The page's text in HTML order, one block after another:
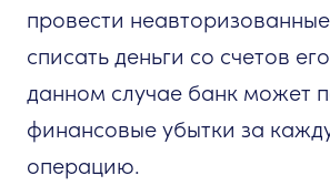
провести
списать деньги со счетов
данном случае банк может
финансовые убытки за
операцию.